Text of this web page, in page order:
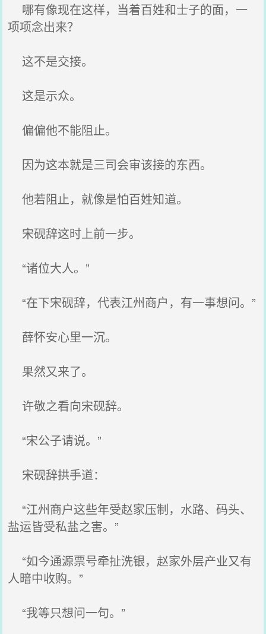
哪有像现在这样，当着百姓和士子的面，一
项项念出来？
这不是交接。
这是示众。
偏偏他不能阻止。
因为这本就是三司会审该接的东西。
他若阻止，就像是怕百姓知道。
宋砚辞这时上前一步。
“诸位大人。”
“在下宋砚辞，代表江州商户，有一事想问。”
薛怀安心里一沉。
果然又来了。
许敬之看向宋砚辞。
“宋公子请说。”
宋砚辞拱手道：
“江州商户这些年受赵家压制，水路、码头、
盐运皆受私盐之害。”
“如今通源票号牵扯洗银，赵家外层产业又有
人暗中收购。”
“我等只想问一句。”